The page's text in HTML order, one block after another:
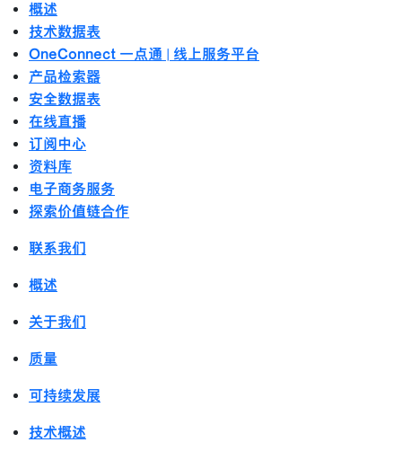
概述
技术数据表
OneConnect 一点通 | 线上服务平台
产品检索器
安全数据表
在线直播
订阅中心
资料库
电子商务服务
探索价值链合作
联系我们
概述
关于我们
质量
可持续发展
技术概述